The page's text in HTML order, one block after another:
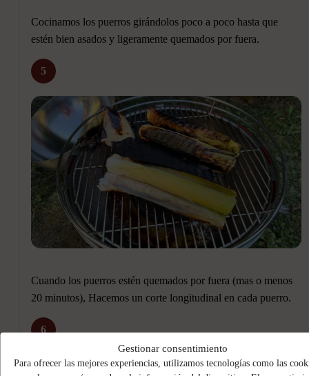
Gestionar consentimiento
Para ofrecer las mejores experiencias, utilizamos tecnologías como las
Cocinamos los puerros girándolos poco a poco hasta que
estén bien asados y ligeramente quemados por fuera.
5
Cuando los puerros estén quemados por fuera (mas o menos
20 minutos), Hacemos un corte longitudinal en cada puerro.
6